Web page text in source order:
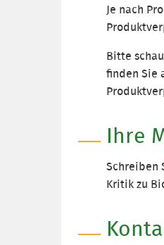
Je nach
Bitte
finden Sie
Ihre
Schreiben
Kritik zu